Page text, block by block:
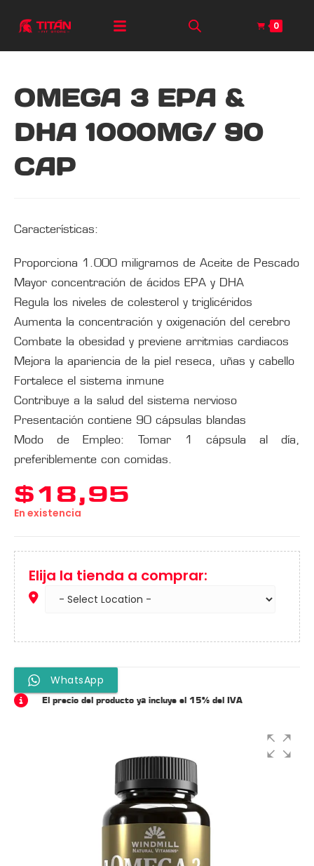
0
OMEGA 3 EPA &
DHA 1000MG/ 90
CAP
Características:
Proporciona 1.000 miligramos de Aceite de Pescado
Mayor concentración de ácidos EPA y DHA
Regula los niveles de colesterol y triglicéridos
Aumenta la concentración y oxigenación del cerebro
Combate la obesidad y previene arritmias cardiacos
Mejora la apariencia de la piel reseca, uñas y cabello
Fortalece el sistema inmune
Contribuye a la salud del sistema nervioso
Presentación contiene 90 cápsulas blandas
Modo de Empleo: Tomar 1 cápsula al día,
preferiblemente con comidas.
$18,95
En existencia
Elija la tienda a comprar:
WhatsApp
El precio del producto ya incluye el 15% del IVA